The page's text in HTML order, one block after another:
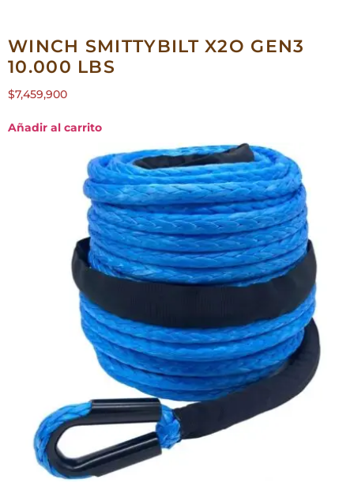
WINCH SMITTYBILT X2O GEN3
10.000 LBS
$7,459,900
Añadir al carrito